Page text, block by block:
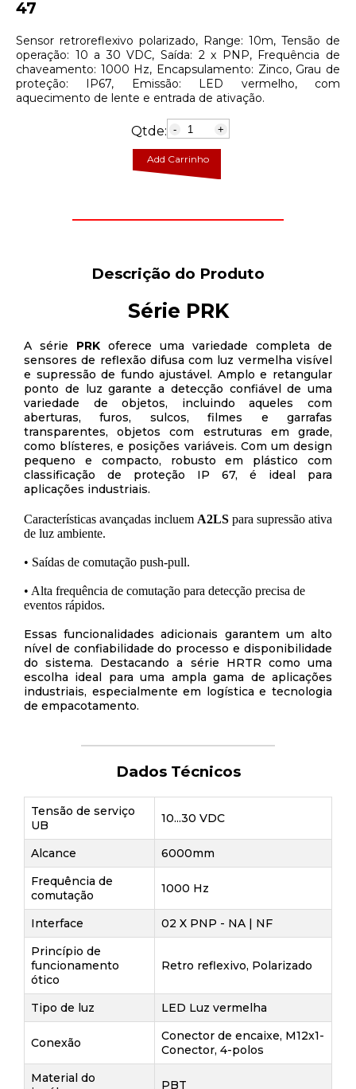
47
Sensor retroreflexivo polarizado, Range: 10m, Tensão de
operação: 10 a 30 VDC, Saída: 2 x PNP, Frequência de
chaveamento: 1000 Hz, Encapsulamento: Zinco, Grau de
proteção: IP67, Emissão: LED vermelho, com
aquecimento de lente e entrada de ativação.
Qtde: - +
Add Carrinho
Descrição do Produto
Série PRK
A série PRK oferece uma variedade completa de
sensores de reflexão difusa com luz vermelha visível
e supressão de fundo ajustável. Amplo e retangular
ponto de luz garante a detecção confiável de uma
variedade de objetos, incluindo aqueles com
aberturas, furos, sulcos, filmes e garrafas
transparentes, objetos com estruturas em grade,
como blísteres, e posições variáveis. Com um design
pequeno e compacto, robusto em plástico com
classificação de proteção IP 67, é ideal para
aplicações industriais.
Características avançadas incluem A2LS para supressão ativa
de luz ambiente.
• Saídas de comutação push-pull.
• Alta frequência de comutação para detecção precisa de
eventos rápidos.
Essas funcionalidades adicionais garantem um alto
nível de confiabilidade do processo e disponibilidade
do sistema. Destacando a série HRTR como uma
escolha ideal para uma ampla gama de aplicações
industriais, especialmente em logística e tecnologia
de empacotamento.
Dados Técnicos
Tensão de serviço
UB
10...30 VDC
Alcance
6000mm
Frequência de
comutação
1000 Hz
Interface
02 X PNP - NA | NF
Princípio de
funcionamento
ótico
Retro reflexivo, Polarizado
Tipo de luz LED Luz vermelha
Conexão
Conector de encaixe, M12x1-
Conector, 4-polos
Material do
PBT